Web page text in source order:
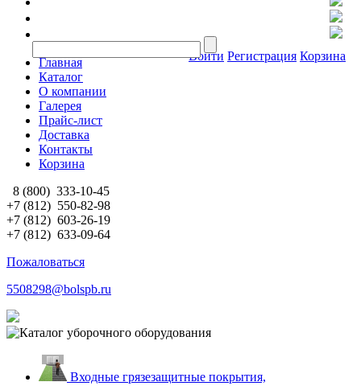
Войти Регистрация Корзина
Главная
Каталог
О компании
Галерея
Прайс-лист
Доставка
Контакты
Корзина
8 (800) 333-10-45
+7 (812) 550-82-98
+7 (812) 603-26-19
+7 (812) 633-09-64
Пожаловаться
5508298@bolspb.ru
Входные грязезащитные покрытия,